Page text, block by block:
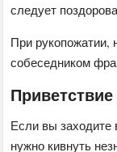
следует
При рукопожатии,
собеседником
Если вы заходите
нужно кивнуть